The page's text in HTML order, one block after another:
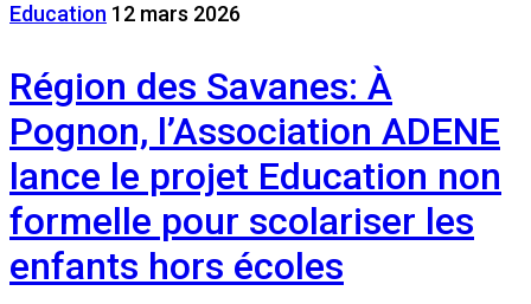
Education 12 mars 2026
Région des Savanes: À
Pognon, l’Association ADENE
lance le projet Education non
formelle pour scolariser les
enfants hors écoles